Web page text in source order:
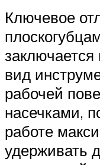
Ключевое
вид
рабочей
насечками,
работе
удерживать